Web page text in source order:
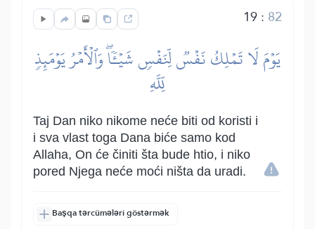
19: 82
يَوۡمَ لَا تَمۡلِكُ نَفۡسٞ لِّنَفۡسٖ شَيۡـٔٗاۖ وَٱلۡأَمۡرُ يَوۡمَئِذٖ
لِّلَّهِ
Taj Dan niko nikome neće biti od koristi i
i sva vlast toga Dana biće samo kod
Allaha, On će činiti šta bude htio, i niko
pored Njega neće moći ništa da uradi.
Başqa tərcümələri göstərmək